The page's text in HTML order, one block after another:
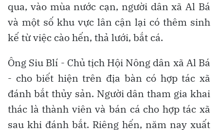
qua, vào mùa nước cạn, người dân xã Al Bá
và một số khu vực lân cận lại có thêm sinh
kế từ việc cào hến, thả lưới, bắt cá.
Ông Siu Blí - Chủ tịch Hội Nông dân xã Al Bá
- cho biết hiện trên địa bàn có hợp tác xã
đánh bắt thủy sản. Người dân tham gia khai
thác là thành viên và bán cá cho hợp tác xã
sau khi đánh bắt. Riêng hến, năm nay xuất